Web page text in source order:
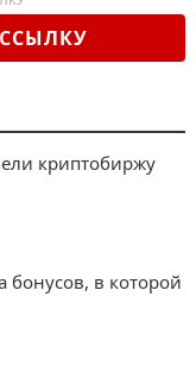
криптобиржу
бонусов, в которой